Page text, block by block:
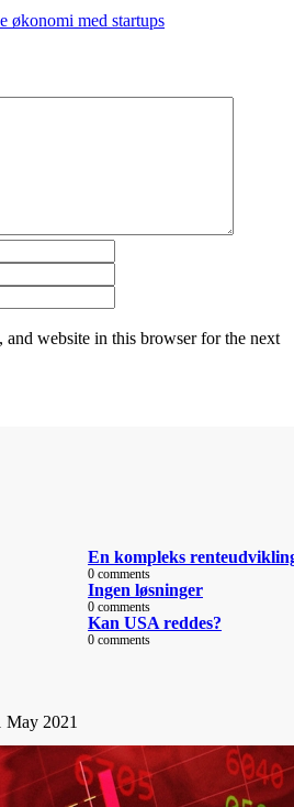
økonomi med startups
and website in this browser for the next
En kompleks
0 comments
Ingen løsninger
0 comments
Kan USA reddes?
0 comments
May 2021